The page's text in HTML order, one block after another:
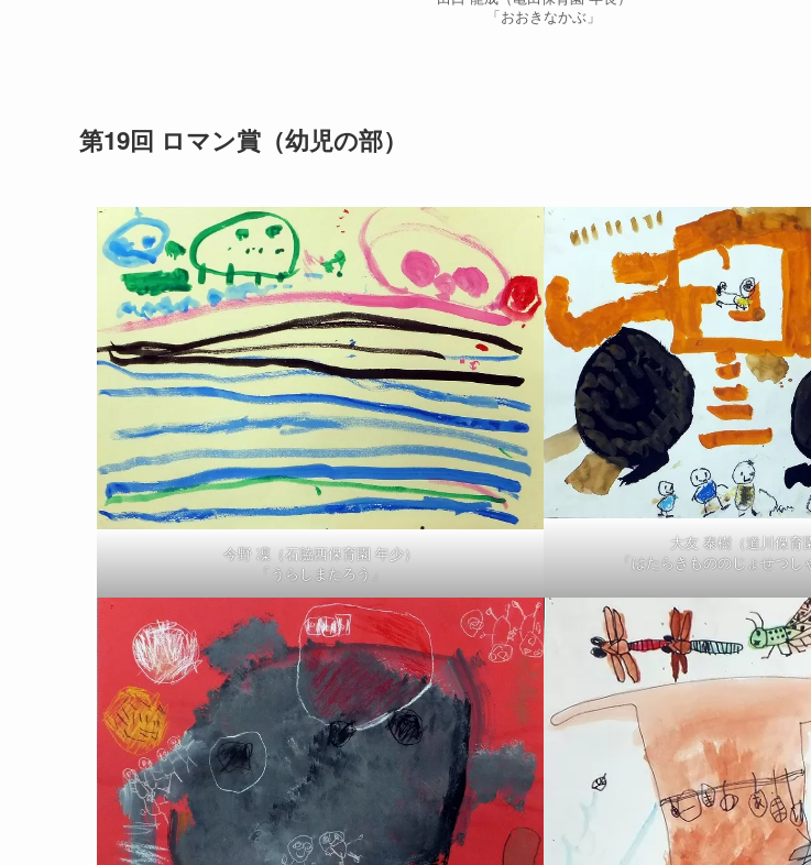
「おおきなかぶ」
第19回 ロマン賞（幼児の部）
今野 凜（石脇西保育園 年少）
「うらしまたろう」
大友 泰樹（道川保育
「はたらきもののじょせつ